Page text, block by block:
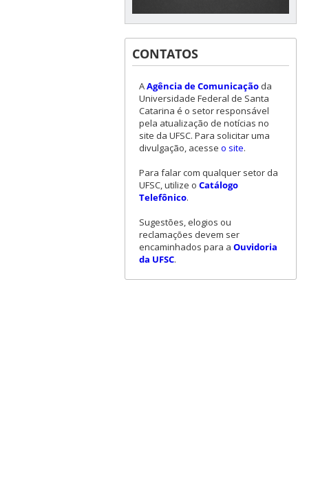
CONTATOS
AAgência de Comunicação da
Universidade Federal de Santa
Catarina é o setor responsável
pela atualização de notícias no
site da UFSC. Para solicitar uma
divulgação, acesse o site.
Para falar com qualquer setor da
UFSC, utilize o Catálogo
Telefônico.
Sugestões, elogios ou
reclamações devem ser
encaminhados para a Ouvidoria
da UFSC.